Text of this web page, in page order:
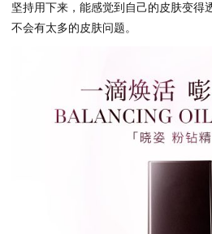
坚持用下来，能感觉到自己的皮肤变得
不会有太多的皮肤问题。